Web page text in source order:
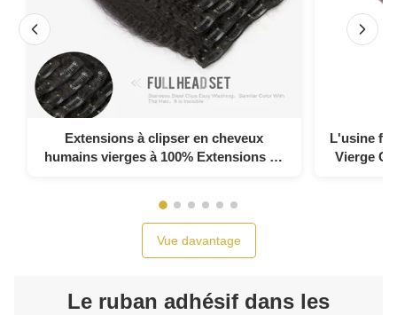
Extensions à clipser en cheveux
humains vierges à 100% Extensions de
L'usine
Vierge
Vue davantage
Le ruban adhésif dans les